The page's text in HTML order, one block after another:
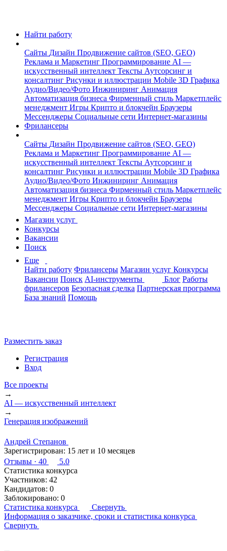
Найти работу
Сайты Дизайн Продвижение сайтов (SEO, GEO)
Реклама и Маркетинг Программирование AI —
искусственный интеллект Тексты Аутсорсинг и
консалтинг Рисунки и иллюстрации Mobile 3D Графика
Аудио/Видео/Фото Инжиниринг Анимация
Автоматизация бизнеса Фирменный стиль Маркетплейс
менеджмент Игры Крипто и блокчейн Браузеры
Мессенджеры Социальные сети Интернет-магазины
Фрилансеры
Сайты Дизайн Продвижение сайтов (SEO, GEO)
Реклама и Маркетинг Программирование AI —
искусственный интеллект Тексты Аутсорсинг и
консалтинг Рисунки и иллюстрации Mobile 3D Графика
Аудио/Видео/Фото Инжиниринг Анимация
Автоматизация бизнеса Фирменный стиль Маркетплейс
менеджмент Игры Крипто и блокчейн Браузеры
Мессенджеры Социальные сети Интернет-магазины
Магазин услуг
Конкурсы
Вакансии
Поиск
Еще
Найти работу Фрилансеры Магазин услуг Конкурсы
Вакансии Поиск AI-инструменты Блог Работы
фрилансеров Безопасная сделка Партнерская программа
База знаний Помощь
Разместить заказ
Регистрация
Вход
Все проекты
→
AI — искусственный интеллект
→
Генерация изображений
Андрей Степанов
Зарегистрирован: 15 лет и 10 месяцев
Отзывы · 40
5.0
Статистика конкурса
Участников: 42
Кандидатов: 0
Заблокировано: 0
Статистика конкурса
Свернуть
Информация о заказчике, сроки и статистика конкурса
Свернуть